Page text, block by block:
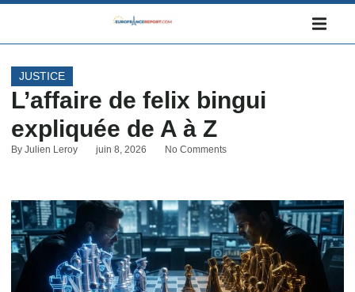
JUSTICE
L’affaire de felix bingui
expliquée de A à Z
By Julien Leroy juin 8, 2026 No Comments